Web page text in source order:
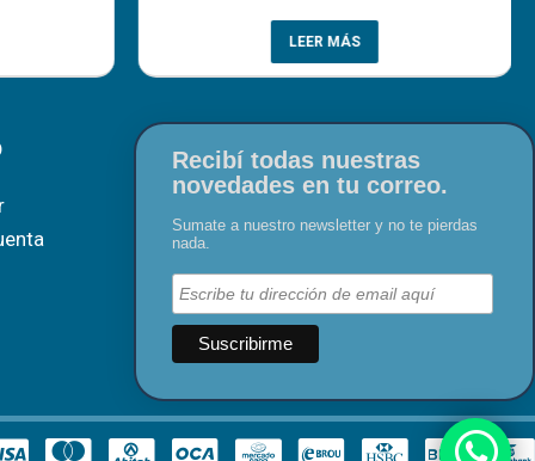
LEER MÁS
Recibí todas nuestras
novedades en tu correo.
Sumate a nuestro newsletter y no te pierdas
nada.